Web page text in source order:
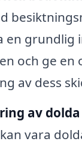
en grundlig
och ge en
av dess
av
vara